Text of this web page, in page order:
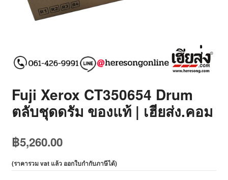
Fuji Xerox CT350654 Drum
ตลับชุดดรัม ของแท้ | เฮียส่ง.คอม
฿5,260.00
(ราคารวม vat แล้ว ออกใบกำกับภาษีได้)